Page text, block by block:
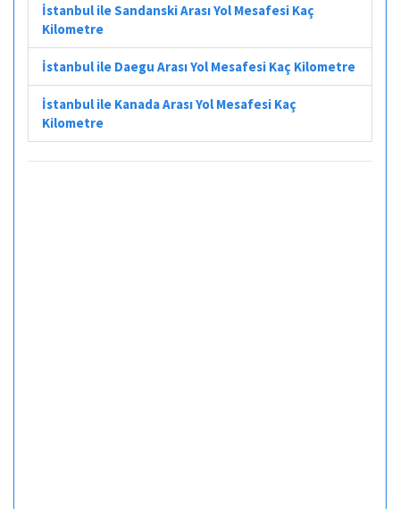
İstanbul ile Sandanski Arası Yol Mesafesi Kaç
Kilometre
İstanbul ile Daegu Arası Yol Mesafesi Kaç Kilometre
İstanbul ile Kanada Arası Yol Mesafesi Kaç
Kilometre